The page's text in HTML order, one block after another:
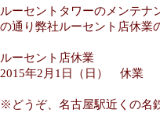
ルーセントタワーのメンテナ
の通り弊社ルーセント店休業
ルーセント店休業
2015年2月1日（日） 休業
※どうぞ、名古屋駅近くの名